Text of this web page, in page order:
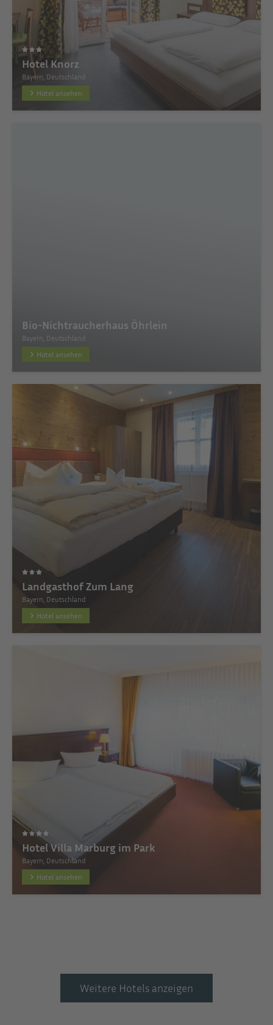
Hotel Knorz
Bayern, Deutschland
Hotel ansehen
Bio-Nichtraucherhaus Öhrlein
Bayern, Deutschland
Hotel ansehen
Landgasthof Zum Lang
Bayern, Deutschland
Hotel ansehen
Hotel Villa Marburg im Park
Bayern, Deutschland
Hotel ansehen
Weitere Hotels anzeigen